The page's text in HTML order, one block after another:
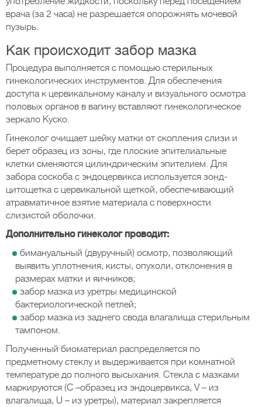
врача (за 2 часа) не разрешается опорожнять мочевой
пузырь.
Как происходит забор мазка
Процедура выполняется с помощью стерильных
гинекологических инструментов. Для обеспечения
доступа к цервикальному каналу и визуального осмотра
половых органов в вагину вставляют гинекологическое
зеркало Куско.
Гинеколог очищает шейку матки от скопления слизи и
берет образец из зоны, где плоские эпителиальные
клетки сменяются цилиндрическим эпителием. Для
забора соскоба с эндоцервикса используется зонд-
цитощетка с цервикальной щеткой, обеспечивающий
атравматичное взятие материала с поверхности
слизистой оболочки.
Дополнительно гинеколог проводит:
бимануальный (двуручный) осмотр, позволяющий
выявить уплотнения, кисты, опухоли, отклонения в
размерах матки и яичников;
забор мазка из уретры медицинской
бактериологической петлей;
забор мазка из заднего свода влагалища стерильным
тампоном.
Полученный биоматериал распределяется по
предметному стеклу и выдерживается при комнатной
температуре до полного высыхания. Стекла с мазками
маркируются (C –образец из эндоцервикса, V – из
влагалища, U – из уретры), материал закрепляется